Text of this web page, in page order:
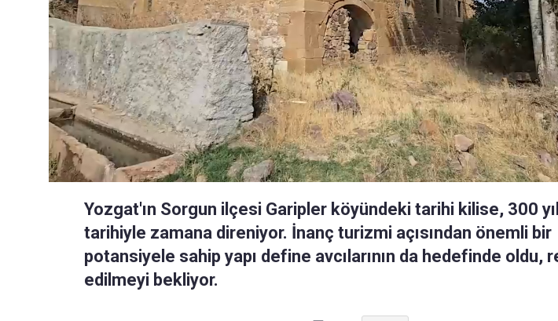
Yozgat'ın Sorgun ilçesi Garipler köyündeki tarihi kilise, 300
tarihiyle zamana direniyor. İnanç turizmi açısından önemli bir
potansiyele sahip yapı define avcılarının da hedefinde oldu,
edilmeyi bekliyor.